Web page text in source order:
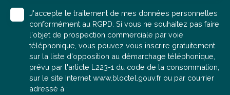
demande d'information, envoyez nous un mail sans
oublier de nous communiquer votre numéro de
téléphone et nous vous recontacterons très
rapidement. 👩🏻‍🦰 Morgane, négociatrice en
immobilier (RSAC 898 859 599), se tient à votre
disposition pour répondre à vos questions, organiser
une visite ou réaliser une estimation gratuite de votre
bien actuel.
J'accepte le traitement de mes données personnelles
conformément au RGPD. Si vous ne souhaitez pas faire
l'objet de prospection commerciale par voie
téléphonique, vous pouvez vous inscrire gratuitement
sur la liste d'opposition au démarchage téléphonique,
prévu par l'article L223-1 du code de la consommation,
sur le site Internet www.bloctel.gouv.fr ou par courrier
adressé à :